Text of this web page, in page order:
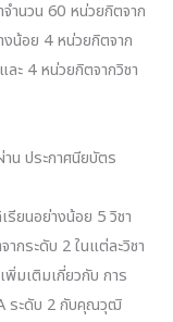
ำนวน 60 หน่วยกิตจาก
งน้อย 4 หน่วยกิตจาก
ะ 4 หน่วยกิตจากวิชา
ประกาศนียบัตร
ยนอย่างน้อย 5 วิชา
กระดับ 2 ในแต่ละวิชา
พิ่มเติมเกี่ยวกับ การ
ระดับ 2 กับคุณวุฒิ